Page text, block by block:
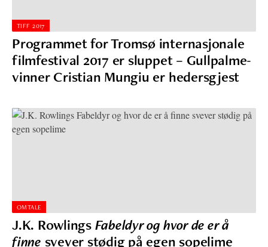
TIFF 2017
Programmet for Tromsø internasjonale
filmfestival 2017 er sluppet – Gullpalme-
vinner Cristian Mungiu er hedersgjest
OMTALE
J.K. RowlingsFabeldyr og hvor de er å
finne svever stødig på egen sopelime